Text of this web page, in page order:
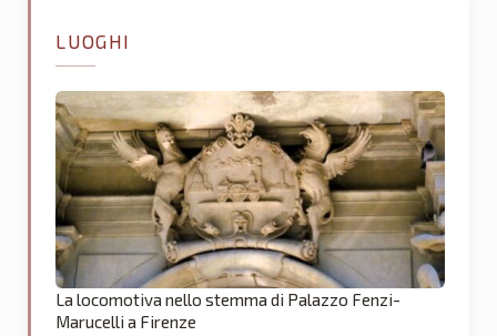
LUOGHI
La locomotiva nello stemma di Palazzo Fenzi-
Marucelli a Firenze